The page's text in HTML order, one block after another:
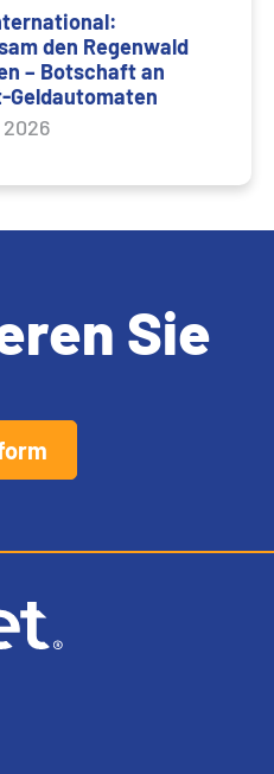
den Regenwald
– Botschaft an
Geldautomaten
Sie